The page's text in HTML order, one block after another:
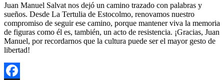
Juan Manuel Salvat nos dejó un camino trazado con palabras y
sueños. Desde La Tertulia de Estocolmo, renovamos nuestro
compromiso de seguir ese camino, porque mantener viva la memoria
de figuras como él es, también, un acto de resistencia. ¡Gracias, Juan
Manuel, por recordarnos que la cultura puede ser el mayor gesto de
libertad!